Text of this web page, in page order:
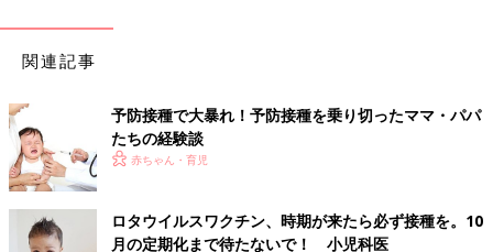
どちらも6週から接種可能で、「ロタリックス®」は24週まで
に、「ロタテック®」は32週までに接種を終わらせる必要があり
ます。どちらのワクチンも初回接種は14週6日までに受けること
接種はしません。
どちらのワクチンを扱っているかは医療機関によって異なりま
す。どちらかで受け始めたら、最後まで同じワクチンを受けま
す。途中で変更はできません。引っ越しなどでどうしても同じ種
類のワクチンを受けられない場合は、お住まいの市区町村に相談
してください。
関連記事
予防接種で大暴れ！予防接種を乗り切ったママ・パパ
たちの経験談
赤ちゃん・育児
ロタウイルスワクチン、時期が来たら必ず接種を。10
月の定期化まで待たないで！ 小児科医